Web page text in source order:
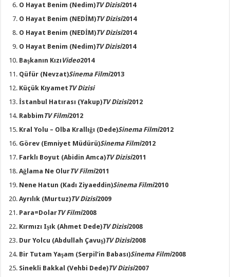
O Hayat Benim (Nedim)TV Dizisi2014
O Hayat Benim (NEDİM)TV Dizisi2014
O Hayat Benim (NEDİM)TV Dizisi2014
O Hayat Benim (Nedim)TV Dizisi2014
Başkanın Kızı Video2014
Qüfür (Nevzat)Sinema Filmi2013
Küçük Kıyamet TV Dizisi
İstanbul Hatırası (Yakup)TV Dizisi2012
Rabbim TV Filmi2012
Kral Yolu – Olba Krallığı (Dede)Sinema Filmi2012
Görev (Emniyet Müdürü)Sinema Filmi2012
Farklı Boyut (Abidin Amca)TV Dizisi2011
Ağlama Ne OlurTV Filmi2011
Nene Hatun (Kadı Ziyaeddin)Sinema Filmi2010
Ayrılık (Murtuz)TV Dizisi2009
Para=DolarTV Filmi2008
Kırmızı Işık (Ahmet Dede)TV Dizisi2008
Dur Yolcu (Abdullah Çavuş)TV Dizisi2008
Bir Tutam Yaşam (Serpil’in Babası)Sinema Filmi2008
Sinekli Bakkal (Vehbi Dede)TV Dizisi2007